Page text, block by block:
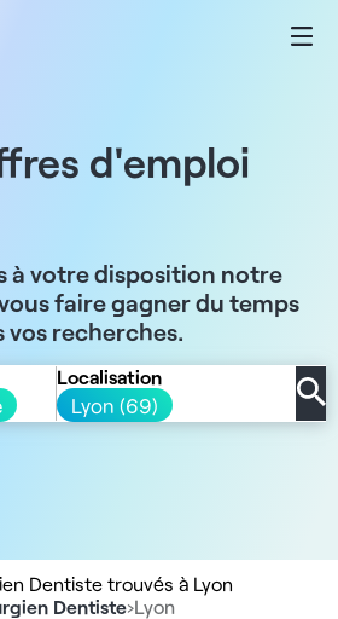
d'emploi
à votre disposition notre
faire gagner du temps
vos recherches.
Localisation
Lyon (69)
Dentiste trouvés à Lyon
Dentiste›Lyon